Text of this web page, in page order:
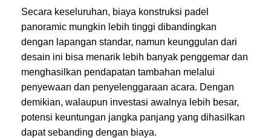
Secara keseluruhan, biaya konstruksi padel
panoramic mungkin lebih tinggi dibandingkan
dengan lapangan standar, namun keunggulan dari
desain ini bisa menarik lebih banyak penggemar dan
menghasilkan pendapatan tambahan melalui
penyewaan dan penyelenggaraan acara. Dengan
demikian, walaupun investasi awalnya lebih besar,
potensi keuntungan jangka panjang yang dihasilkan
dapat sebanding dengan biaya.